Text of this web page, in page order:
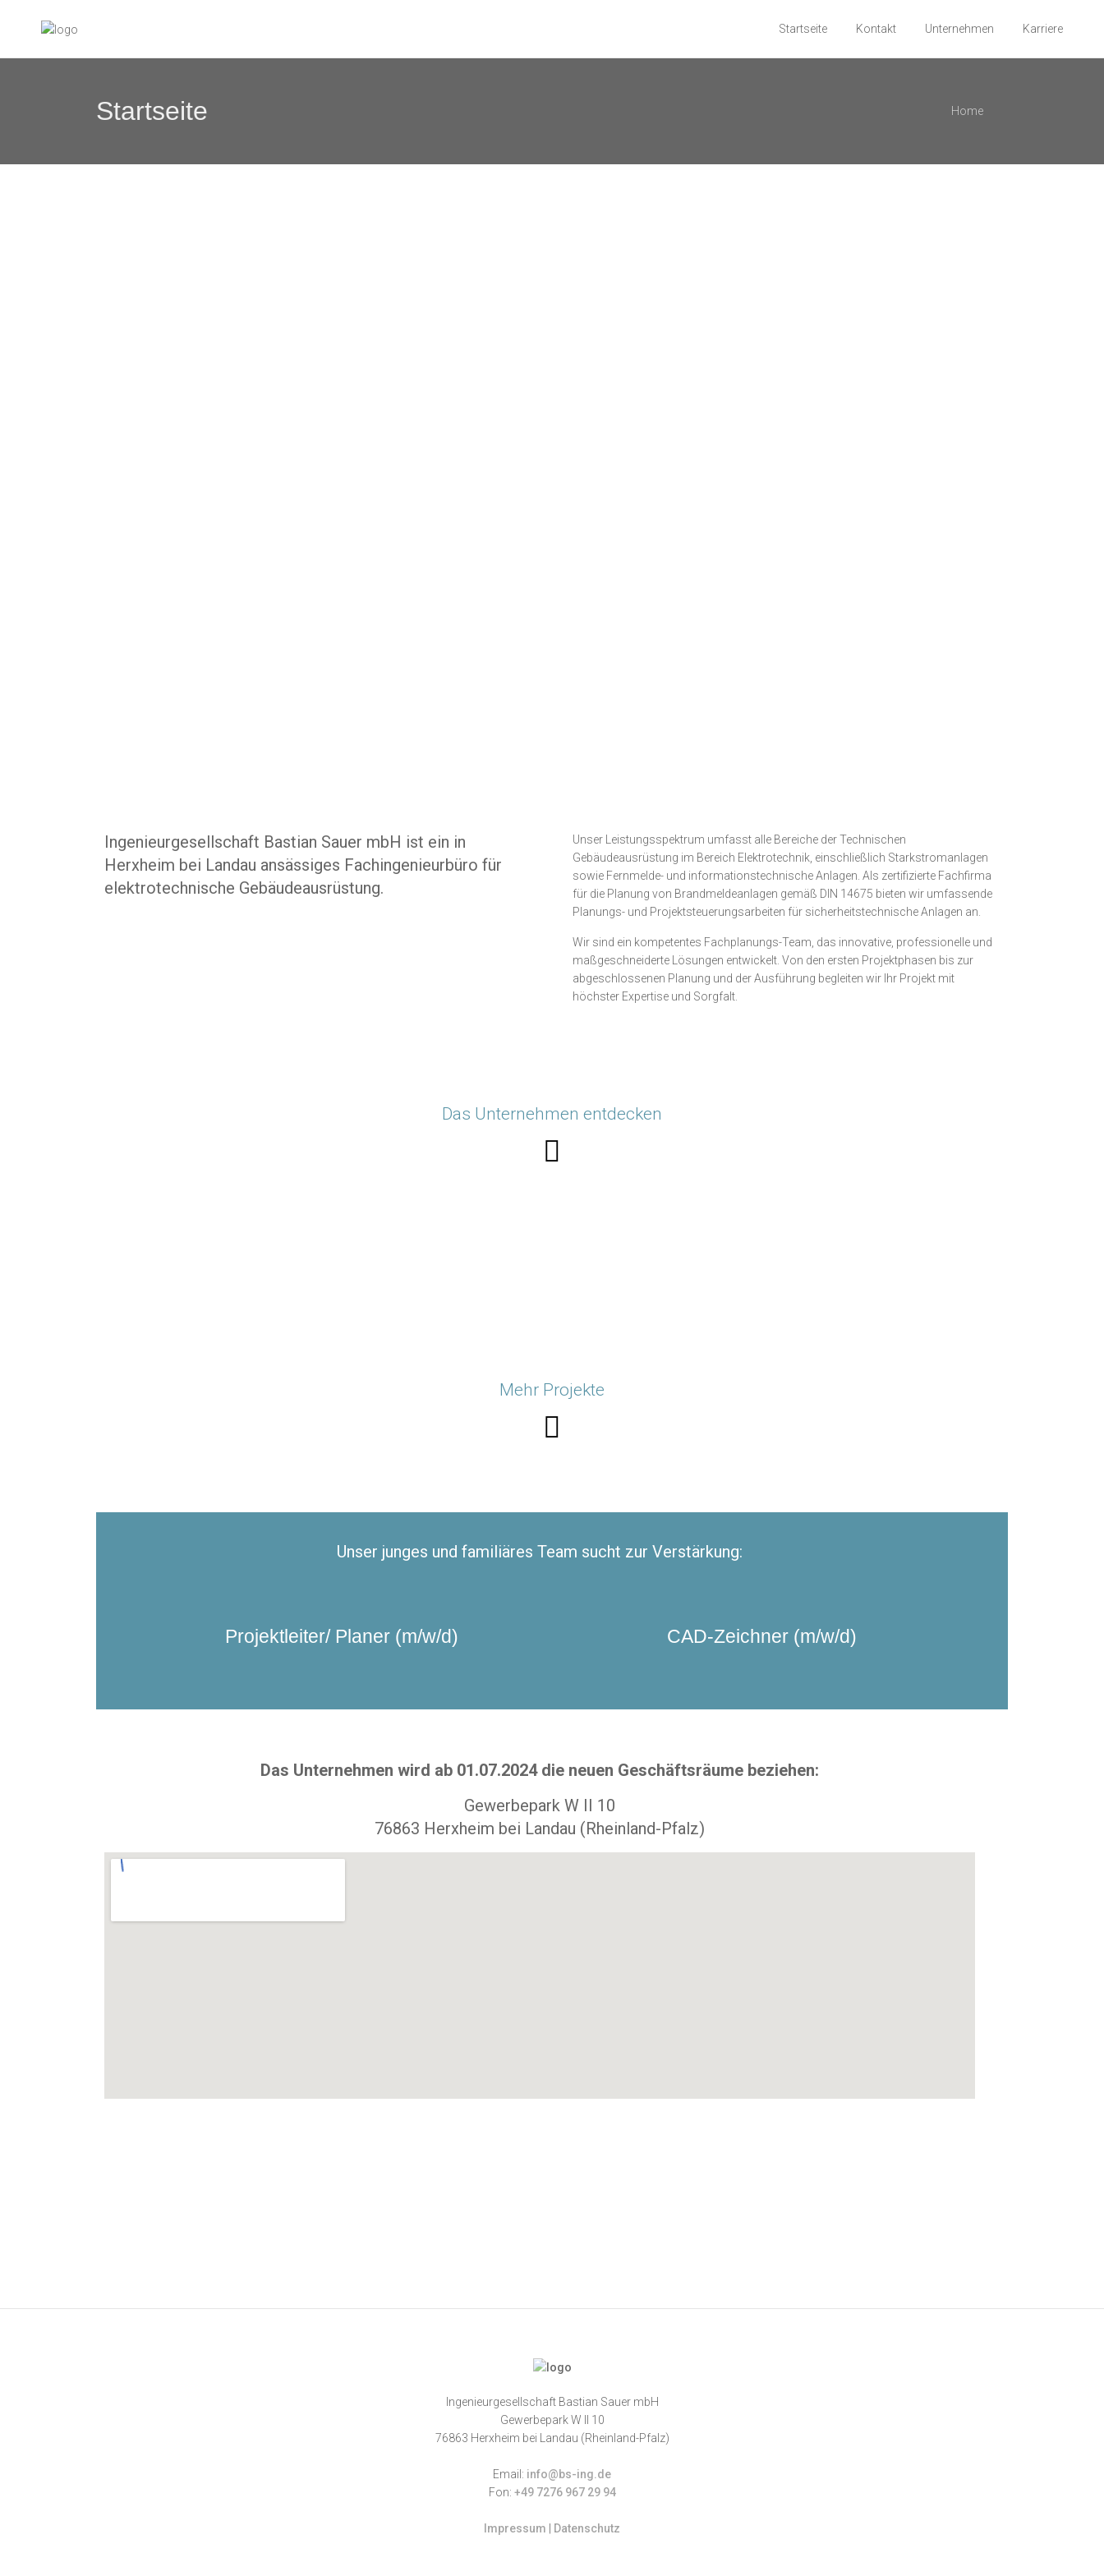
Startseite Kontakt Unternehmen Karriere
Startseite Home
Ingenieurgesellschaft Bastian Sauer mbH ist ein in
Herxheim bei Landau ansässiges Fachingenieurbüro für
elektrotechnische Gebäudeausrüstung.
Unser Leistungsspektrum umfasst alle Bereiche der Technischen
Gebäudeausrüstung im Bereich Elektrotechnik, einschließlich Starkstromanlagen
sowie Fernmelde- und informationstechnische Anlagen. Als zertifizierte Fachfirma
für die Planung von Brandmeldeanlagen gemäß DIN 14675 bieten wir umfassende
Planungs- und Projektsteuerungsarbeiten für sicherheitstechnische Anlagen an.
Wir sind ein kompetentes Fachplanungs-Team, das innovative, professionelle und
maßgeschneiderte Lösungen entwickelt. Von den ersten Projektphasen bis zur
abgeschlossenen Planung und der Ausführung begleiten wir Ihr Projekt mit
höchster Expertise und Sorgfalt.
Das Unternehmen entdecken
Mehr Projekte
Unser junges und familiäres Team sucht zur Verstärkung:
Projektleiter/ Planer (m/w/d) CAD-Zeichner (m/w/d)
Das Unternehmen wird ab 01.07.2024 die neuen Geschäftsräume beziehen:
Gewerbepark W II 10
76863 Herxheim bei Landau (Rheinland-Pfalz)
Ingenieurgesellschaft Bastian Sauer mbH
Gewerbepark W II 10
76863 Herxheim bei Landau (Rheinland-Pfalz)
Email: info@bs-ing.de
Fon: +49 7276 967 29 94
Impressum Datenschutz